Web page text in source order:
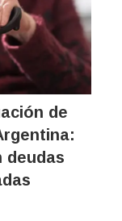
de
deudas